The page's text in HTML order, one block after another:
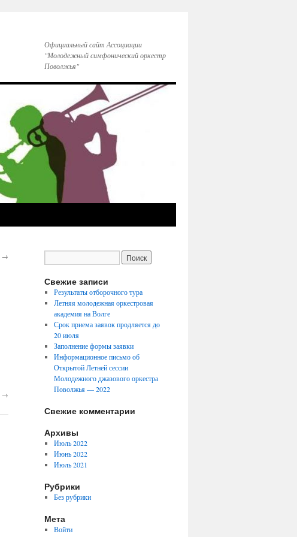
Официальный сайт Ассоциации
"Молодежный симфонический оркестр
Поволжья"
→
→
Свежие записи
Результаты отборочного тура
Летняя молодежная оркестровая
академия на Волге
Срок приема заявок продляется до
20 июля
Заполнение формы заявки
Информационное письмо об
Открытой Летней сессии
Молодежного джазового оркестра
Поволжья — 2022
Свежие комментарии
Архивы
Июль 2022
Июнь 2022
Июль 2021
Рубрики
Без рубрики
Мета
Войти